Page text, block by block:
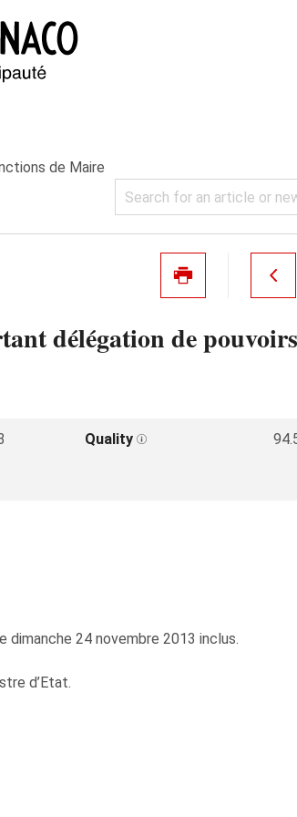
de Maire
délégation de
Quality
dimanche 24 novembre 2013 inclus.
d’Etat.